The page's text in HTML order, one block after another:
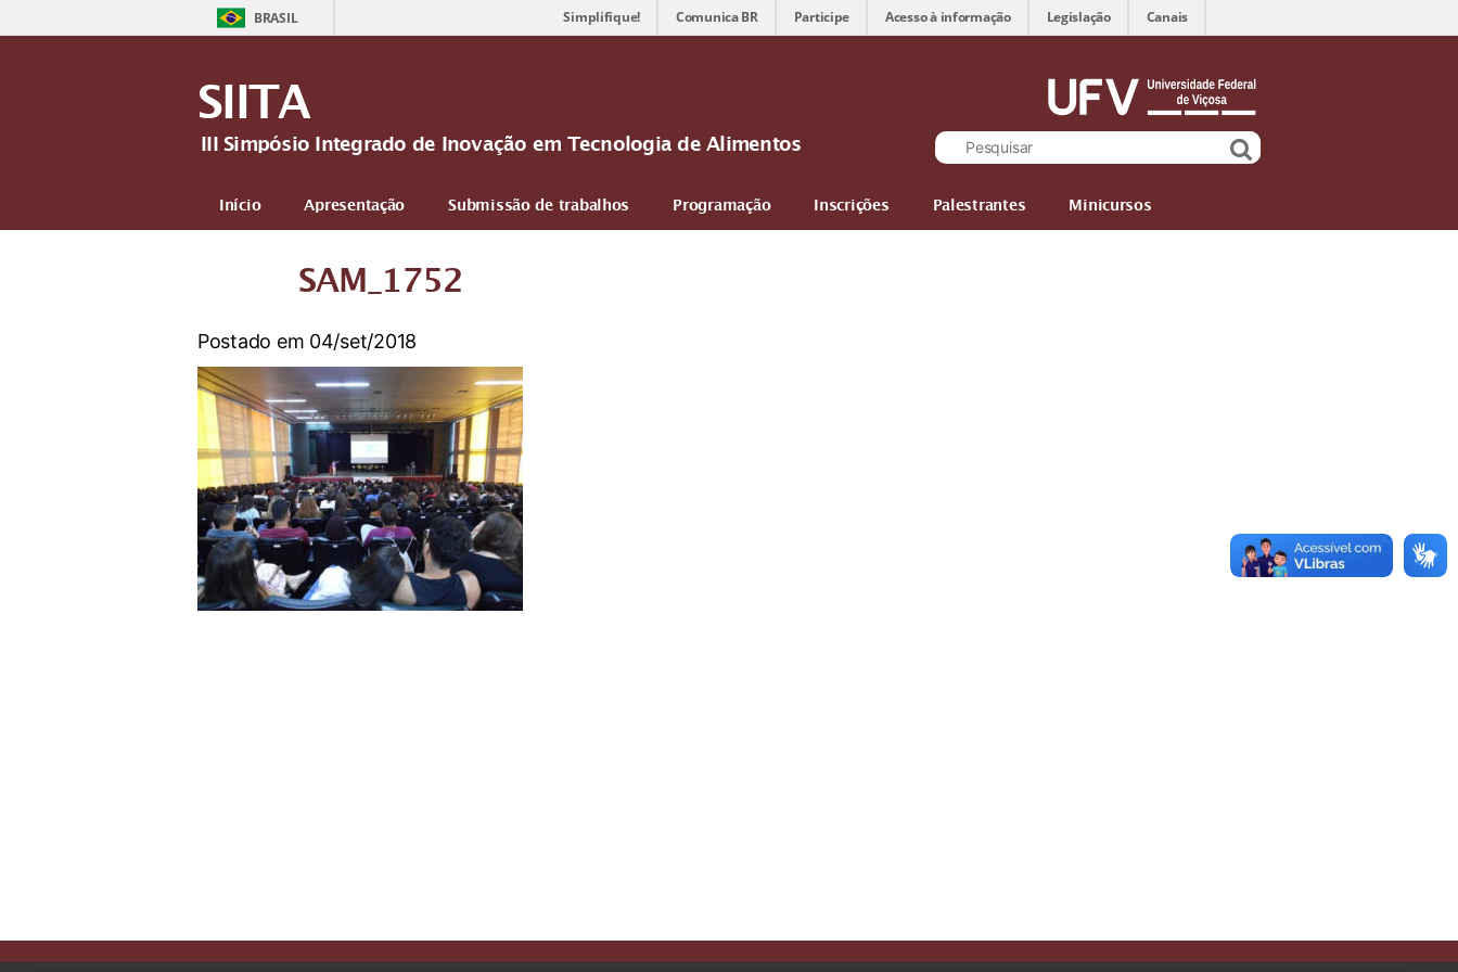
BRASIL Simplifique! Comunica BR Participe Acesso à informação Legislação Canais
SIITA
III Simpósio Integrado de Inovação em Tecnologia de Alimentos
Início Apresentação Submissão de trabalhos Programação Inscrições Palestrantes
Minicursos
SAM_1752
Postado em 04/set/2018